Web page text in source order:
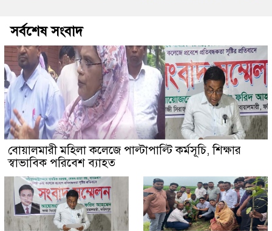
সর্বশেষ সংবাদ
বোয়ালমারী মহিলা কলেজে পাল্টাপাল্টি কর্মসূচি, শিক্ষার
স্বাভাবিক পরিবেশ ব্যাহত